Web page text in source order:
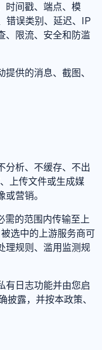
时间戳、端点、模
错误类别、延迟、IP
、限流、安全和防滥
供的消息、截图、
分析、不缓存、不出
上传文件或生成媒
营销。
需的范围内传输至上
选中的上游服务商可
理规则、滥用监测规
有日志功能并由您启
露，并按本政策、